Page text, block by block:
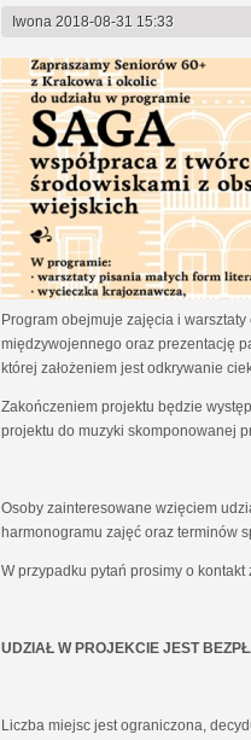
Iwona 2018-08-31 15:33
Program obejmuje zajęcia i
międzywojennego oraz prezentację
której założeniem jest odkrywanie
Zakończeniem projektu będzie
projektu do muzyki skomponowanej
Osoby zainteresowane wzięciem
harmonogramu zajęć oraz terminów
W przypadku pytań prosimy o
UDZIAŁ W PROJEKCIE JEST
Liczba miejsc jest ograniczona,